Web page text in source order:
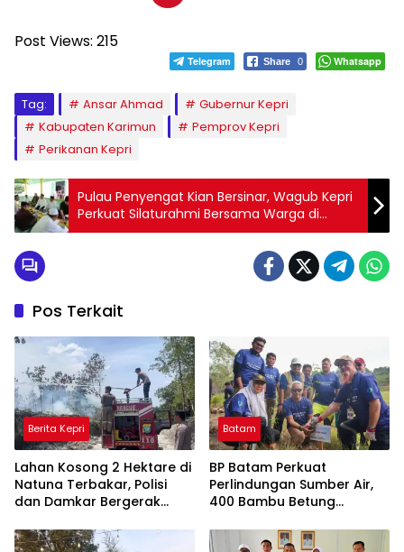
Post Views: 215
Telegram Share 0 Whatsapp
Tag: Ansar Ahmad
Gubernur Kepri
Kabupaten Karimun
Pemprov Kepri
Perikanan Kepri
Pulau Penyengat Kian Bersinar, Wagub Kepri
Perkuat Silaturahmi Bersama Warga di
Masjid Raya Sultan Riau
Pos Terkait
Berita Kepri
Lahan Kosong 2 Hektare di
Natuna Terbakar, Polisi
dan Damkar Bergerak
Batam
BP Batam Perkuat
Perlindungan Sumber Air,
400 Bambu Betung
Nongsa